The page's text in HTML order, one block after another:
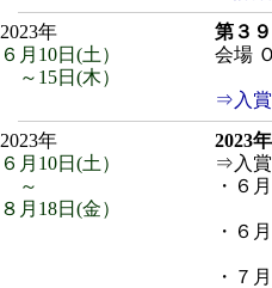
2023年
６月 10日(土）
～ 15日(木）
第３
会場
⇒入賞
2023年
６月 10日(土）
～
８月18日(金）
2023
⇒入賞
・６
・６
・７